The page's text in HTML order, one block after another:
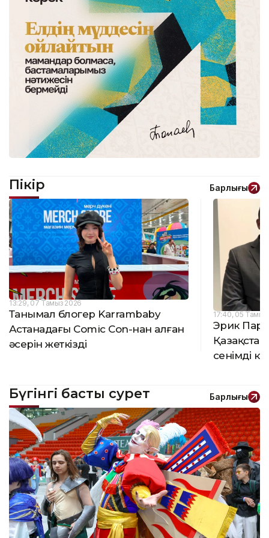
Пікір Барлығы
13:29, 07 Тамыз 2026
Танымал блогер Karrambaby
Астанадағы Comic Con-нан алған
әсерін жеткізді
17:40, 05 Тамыз
Эрик
сенімді
Бүгінгі басты сурет Барлығы